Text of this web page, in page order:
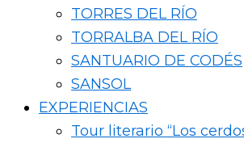
TORRES DEL RÍO
TORRALBA DEL RÍO
SANTUARIO DE CODÉS
SANSOL
EXPERIENCIAS
Tour literario “Los